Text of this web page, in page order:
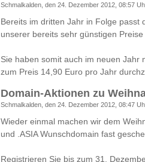
Schmalkalden, den 24. Dezember 2012, 08:57
Bereits im dritten Jahr in Folge passt
unserer bereits sehr günstigen
Sie haben somit auch im neuen Jahr
zum Preis 14,90 Euro pro Jahr
Domain-Aktionen zu
Schmalkalden, den 24. Dezember 2012, 08:47
Wieder einmal machen wir dem
und .ASIA Wunschdomain fast
Registrieren Sie bis zum 31.